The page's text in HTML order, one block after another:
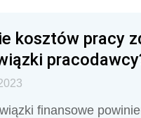
kosztów pracy
finansowe